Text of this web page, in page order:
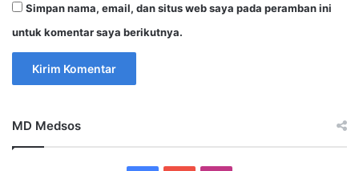
Simpan nama, email, dan situs web saya pada peramban ini
untuk komentar saya berikutnya.
MD Medsos